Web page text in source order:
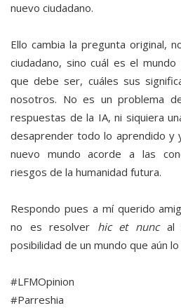
nuevo ciudadano.
Ello cambia la pregunta original,
ciudadano, sino cuál es el
que debe ser, cuáles sus
nosotros. No es un problema
respuestas de la IA, ni siquiera
desaprender todo lo aprendido y
nuevo mundo acorde a las
riesgos de la humanidad futura.
Respondo pues a mí querido
no es resolver hic et nuncal
posibilidad de un mundo que aún lo
#LFMOpinion
#Parreshia